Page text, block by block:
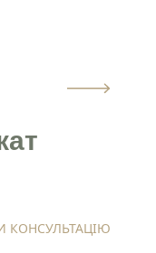
КОНСУЛЬТАЦІЮ